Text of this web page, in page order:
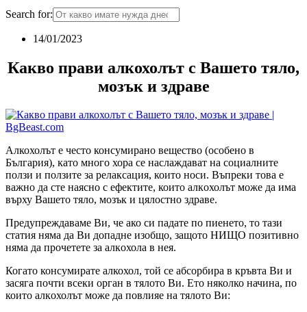
Search for:
14/01/2023
Какво прави алкохолът с Вашето тяло,
мозък и здраве
Алкохолът е често консумирано вещество (особено в
България), като много хора се наслаждават на социалните
ползи и ползите за релаксация, които носи. Въпреки това е
важно да сте наясно с ефектите, които алкoхолът може да има
върху Вашето тяло, мозък и цялостно здраве.
Предупреждаваме Ви, че ако си падате по пиенето, то тази
статия няма да Ви допадне изобщо, защото НИЩО позитивно
няма да прочетете за алкoхола в нея.
Когато консумирате алкохол, той се абсорбира в кръвта Ви и
засяга почти всеки орган в тялото Ви. Ето няколко начина, по
които алкoхолът може да повлияе на тялото Ви: